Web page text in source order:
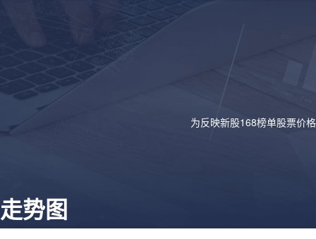
为反映新股168榜单股票价
走势图